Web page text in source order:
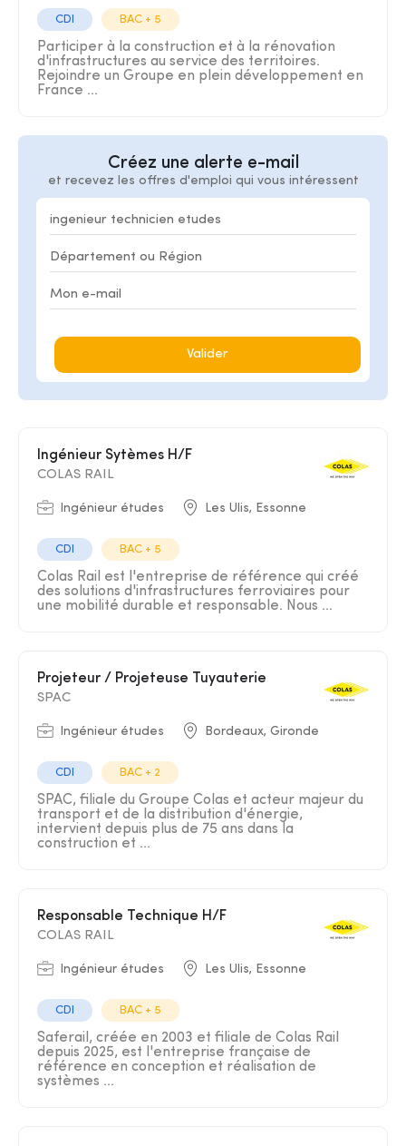
CDI BAC + 5
Participer à la construction et à la rénovation
d'infrastructures au service des territoires.
Rejoindre un Groupe en plein développement en
France ...
Créez une alerte e-mail
et recevez les offres d'emploi qui vous intéressent
Valider
Ingénieur Sytèmes H/F
COLAS RAIL
Ingénieur études Les Ulis, Essonne
CDI BAC + 5
Colas Rail est l'entreprise de référence qui créé
des solutions d'infrastructures ferroviaires pour
une mobilité durable et responsable. Nous ...
Projeteur / Projeteuse Tuyauterie
SPAC
Ingénieur études Bordeaux, Gironde
CDI BAC + 2
SPAC, filiale du Groupe Colas et acteur majeur du
transport et de la distribution d'énergie,
intervient depuis plus de 75 ans dans la
construction et ...
Responsable Technique H/F
COLAS RAIL
Ingénieur études Les Ulis, Essonne
CDI BAC + 5
Saferail, créée en 2003 et filiale de Colas Rail
depuis 2025, est l'entreprise française de
référence en conception et réalisation de
systèmes ...